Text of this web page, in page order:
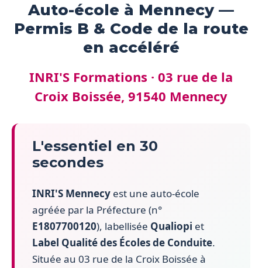
Auto-école à Mennecy —
Permis B & Code de la route
en accéléré
INRI'S Formations · 03 rue de la
Croix Boissée, 91540 Mennecy
L'essentiel en 30
secondes
INRI'S Mennecy est une auto-école
agréée par la Préfecture (n°
E1807700120), labellisée Qualiopi et
Label Qualité des Écoles de Conduite.
Située au 03 rue de la Croix Boissée à